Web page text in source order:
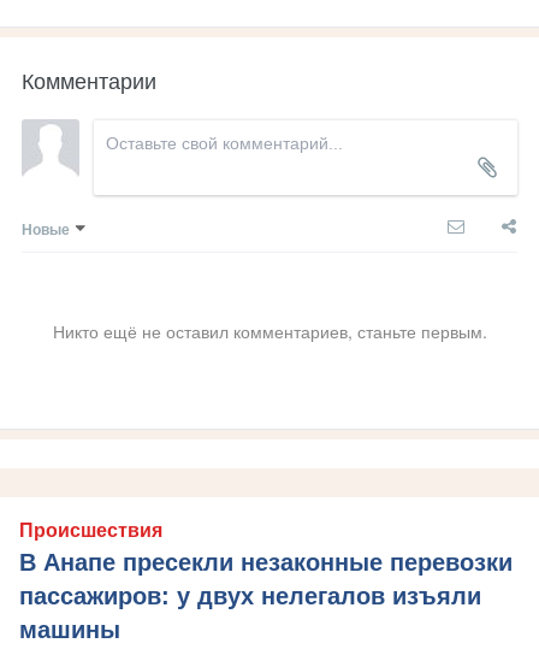
Комментарии
Новые
Никто ещё не оставил комментариев, станьте первым.
Происшествия
В Анапе пресекли незаконные перевозки
пассажиров: у двух нелегалов изъяли
машины